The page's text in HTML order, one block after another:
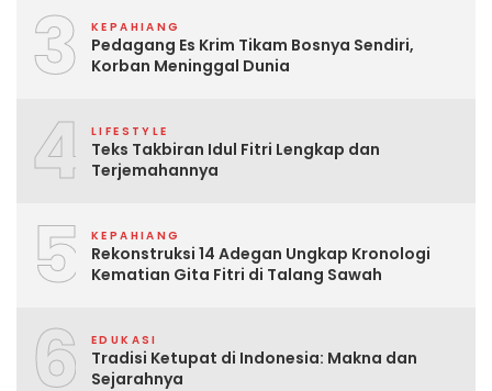
3 KEPAHIANG
Pedagang Es Krim Tikam Bosnya Sendiri,
Korban Meninggal Dunia
4 LIFESTYLE
Teks Takbiran Idul Fitri Lengkap dan
Terjemahannya
5 KEPAHIANG
Rekonstruksi 14 Adegan Ungkap Kronologi
Kematian Gita Fitri di Talang Sawah
6 EDUKASI
Tradisi Ketupat di Indonesia: Makna dan
Sejarahnya